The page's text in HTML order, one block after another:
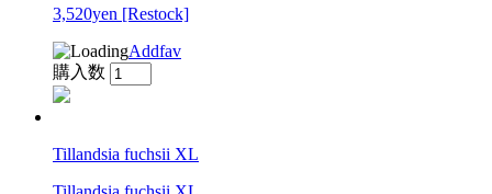
3,520yen [Restock]
Addfav
購入数
Tillandsia fuchsii XL